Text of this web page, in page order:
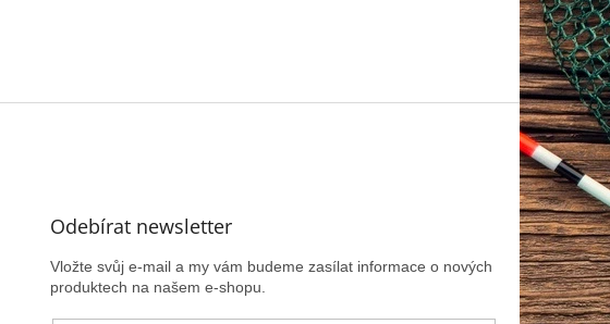
Odebírat newsletter
Vložte svůj e-mail a my vám budeme zasílat informace o nových
produktech na našem e-shopu.